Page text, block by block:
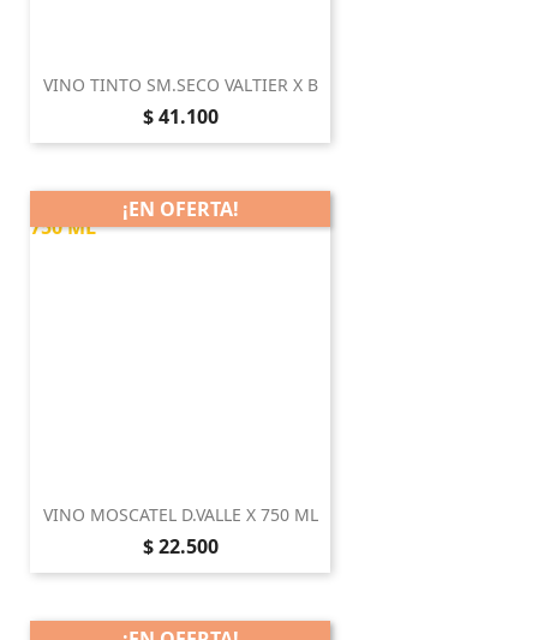
VINO TINTO SM.SECO VALTIER X B
Precio
$ 41.100
VINO MOSCATEL D.VALLE X 750 ML
Precio
$ 22.500
¡EN OFERTA!